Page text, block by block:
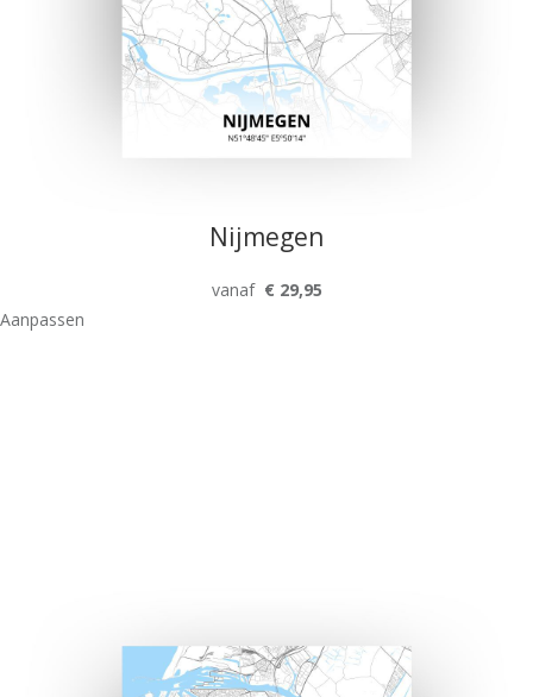
Nijmegen
vanaf € 29,95
Aanpassen